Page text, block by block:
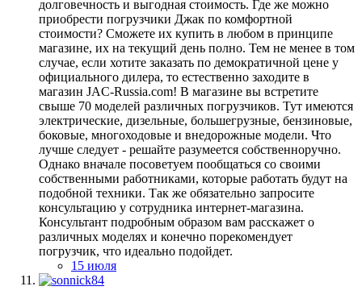
долговечность и выгодная стоимость. Где же можно
приобрести погрузчики Джак по комфортной
стоимости? Сможете их купить в любом в принципе
магазине, их на текущий день полно. Тем не менее в том
случае, если хотите заказать по демократичной цене у
официального дилера, то естественно заходите в
магазин JAC-Russia.com! В магазине вы встретите
свыше 70 моделей различных погрузчиков. Тут имеются
электрические, дизельные, большегрузные, бензиновые,
боковые, многоходовые и внедорожные модели. Что
лучше следует - решайте разумеется собственноручно.
Однако вначале посоветуем пообщаться со своими
собственными работниками, которые работать будут на
подобной техники. Так же обязательно запросите
консультацию у сотрудника интернет-магазина.
Консультант подробным образом вам расскажет о
различных моделях и конечно порекомендует
погрузчик, что идеально подойдет.
15 июля